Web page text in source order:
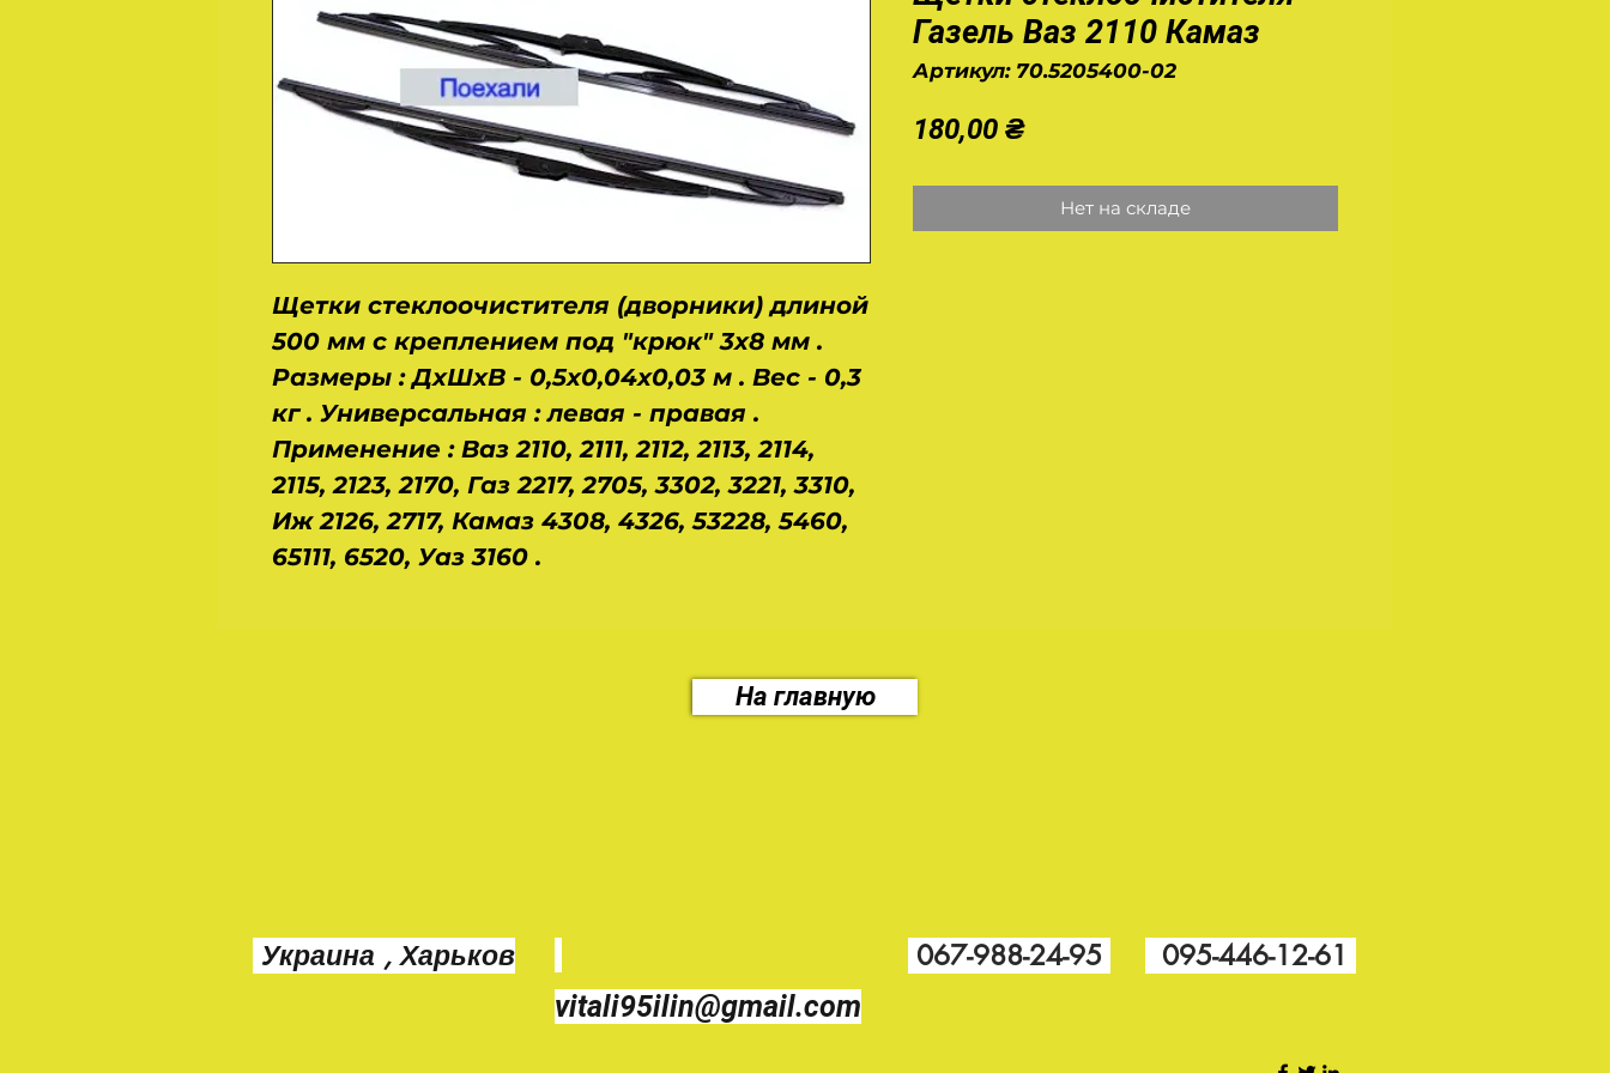
Щетки стеклоочистителя (дворники) длиной
500 мм с креплением под "крюк" 3х8 мм .
Размеры : ДхШхВ - 0,5х0,04х0,03 м . Вес - 0,3
кг . Универсальная : левая - правая .
Применение : Ваз 2110, 2111, 2112, 2113, 2114,
2115, 2123, 2170, Газ 2217, 2705, 3302, 3221, 3310,
Иж 2126, 2717, Камаз 4308, 4326, 53228, 5460,
65111, 6520, Уаз 3160 .
Газель Ваз 2110 Камаз
Артикул: 70.5205400-02
180,00 ₴Цена
Нет на складе
На главную
Украина , Харьков
vitali95ilin@gmail.com
067-988-24-95 095-446-12-61